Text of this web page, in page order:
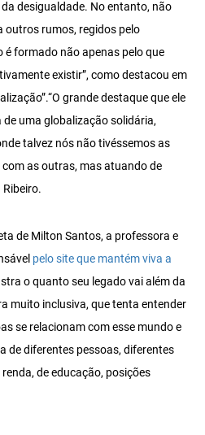
desigualdade. No entanto, não
outros rumos, regidos pelo
é formado não apenas pelo que
existir”, como destacou em
grande destaque que ele
uma globalização solidária,
talvez nós não tivéssemos as
as outras, mas atuando de
de Milton Santos, a professora e
pelo site que mantém viva a
o quanto seu legado vai além da
muito inclusiva, que tenta entender
se relacionam com esse mundo e
de diferentes pessoas, diferentes
de educação, posições